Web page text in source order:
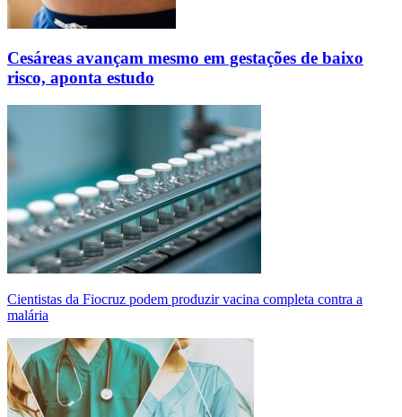
Cesáreas avançam mesmo em gestações de baixo
risco, aponta estudo
Cientistas da Fiocruz podem produzir vacina completa contra a
malária